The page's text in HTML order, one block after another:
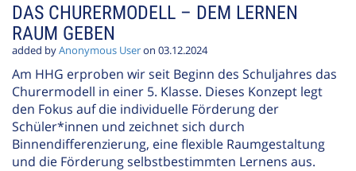
DAS CHURERMODELL – DEM LERNEN
RAUM GEBEN
added byAnonymous Useron 03.12.2024
Am HHG erproben wir seit Beginn des Schuljahres das
Churermodell in einer 5. Klasse. Dieses Konzept legt
den Fokus auf die individuelle Förderung der
Schüler*innen und zeichnet sich durch
Binnendifferenzierung, eine flexible Raumgestaltung
und die Förderung selbstbestimmten Lernens aus.